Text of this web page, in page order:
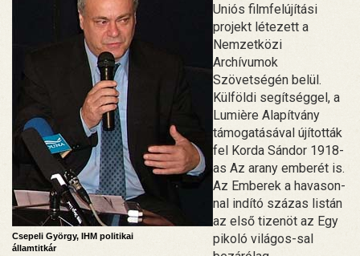
Csepeli György, IHM politikai
államtitkár
Uniós filmfelújítási
projekt létezett a
Nemzetközi
Archívumok
Szövetségén belül.
Külföldi segítséggel, a
Lumière Alapítvány
támogatásával újították
fel Korda Sándor 1918-
as Az arany emberét is.
Az Emberek a havason-
nal indító százas listán
az első tizenöt az Egy
pikoló világos-sal